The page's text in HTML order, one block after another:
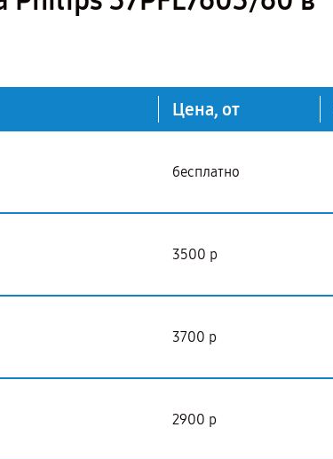
Цена, от
бесплатно
3500 р
3700 р
2900 р